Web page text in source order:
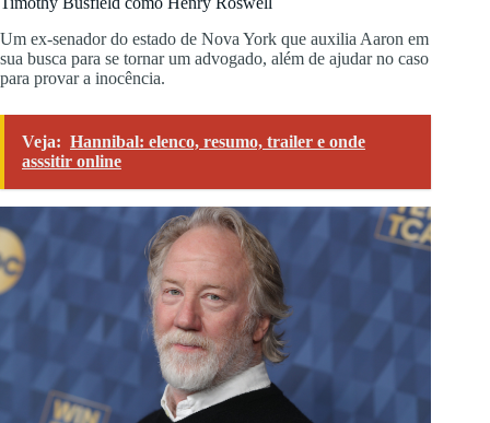
Um ex-senador do estado de Nova York que auxilia Aaron em
sua busca para se tornar um advogado, além de ajudar no caso
para provar a inocência.
Veja: Hannibal: elenco, resumo, trailer e onde
asssitir online